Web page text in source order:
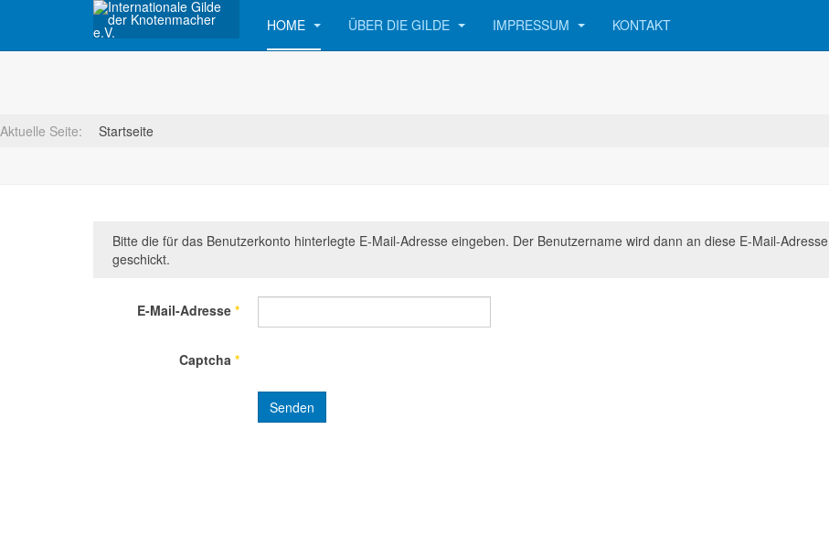
HOME ÜBER DIE GILDE IMPRESSUM KONTAKT
Aktuelle Seite: Startseite
Bitte die für das Benutzerkonto hinterlegte E-Mail-Adresse eingeben. Der Benutzername wird dann an diese E-Mail-Adresse
geschickt.
E-Mail-Adresse *
Captcha *
Senden